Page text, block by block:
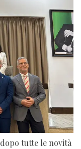
tutte le novità